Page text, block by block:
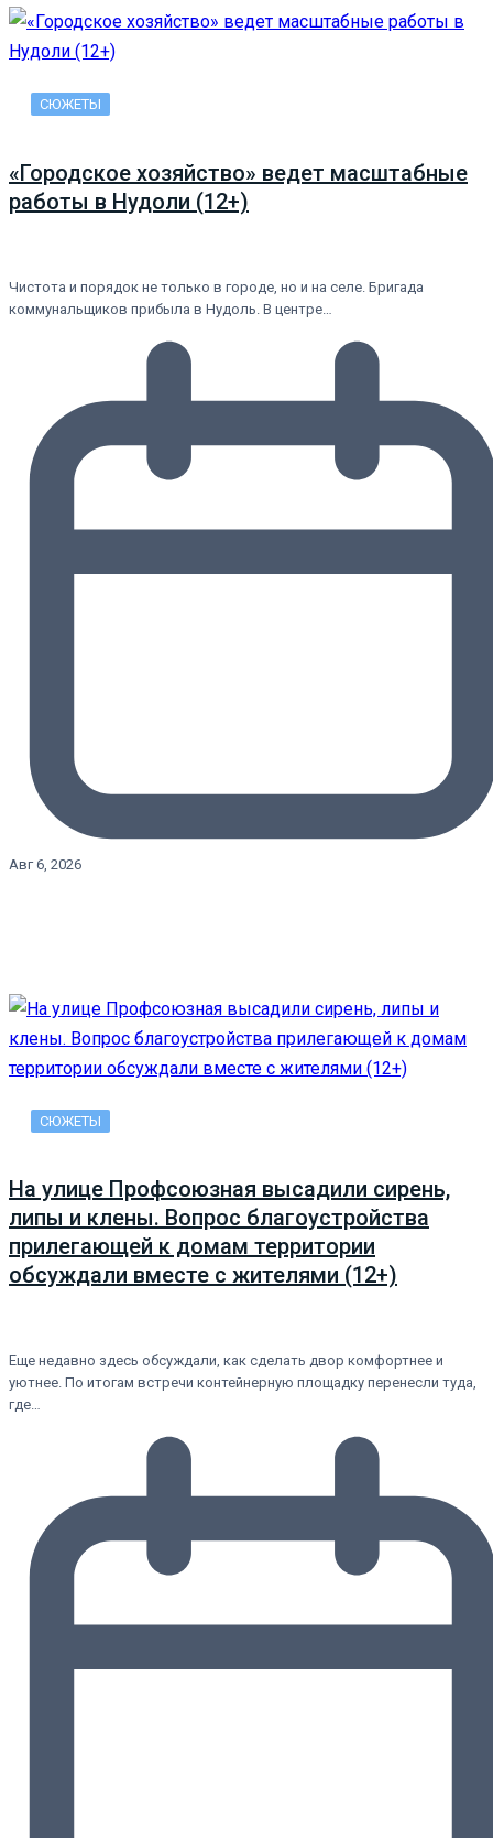
СЮЖЕТЫ
«Городское хозяйство» ведет масштабные
работы в Нудоли (12+)
Чистота и порядок не только в городе, но и на селе. Бригада
коммунальщиков прибыла в Нудоль. В центре…
Авг 6, 2026
СЮЖЕТЫ
На улице Профсоюзная высадили сирень,
липы и клены. Вопрос благоустройства
прилегающей к домам территории
обсуждали вместе с жителями (12+)
Еще недавно здесь обсуждали, как сделать двор комфортнее и
уютнее. По итогам встречи контейнерную площадку перенесли туда,
где…